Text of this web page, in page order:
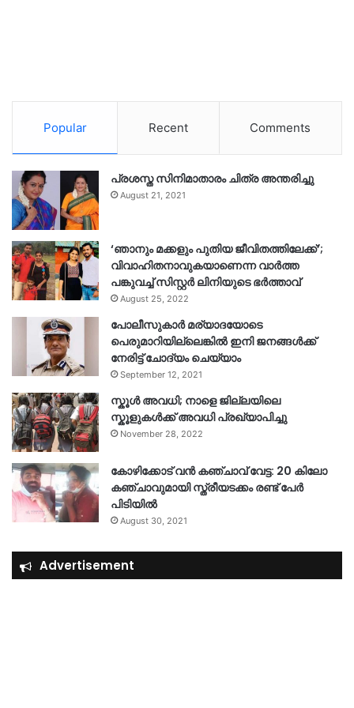
Popular Recent Comments
പ്രശസ്ത സിനിമാതാരം ചിത്ര അന്തരിച്ചു
August 21, 2021
‘ഞാനും മക്കളും പുതിയ ജീവിതത്തിലേക്ക്’;
വിവാഹിതനാവുകയാണെന്ന വാർത്ത
പങ്കുവച്ച് സിസ്റ്റർ ലിനിയുടെ ഭർത്താവ്
August 25, 2022
പോലീസുകാര്‍ മര്യാദയോടെ
പെരുമാറിയില്ലെങ്കില്‍ ഇനി ജനങ്ങള്‍ക്ക്
നേരിട്ട് ചോദ്യം ചെയ്യാം
September 12, 2021
സ്കൂൾ അവധി; നാളെ ജില്ലയിലെ
സ്കൂളുകൾക്ക് അവധി പ്രഖ്യാപിച്ചു
November 28, 2022
കോഴിക്കോട് വൻ കഞ്ചാവ് വേട്ട: 20 കിലോ
കഞ്ചാവുമായി സ്ത്രീയടക്കം രണ്ട് പേർ
പിടിയിൽ
August 30, 2021
Advertisement